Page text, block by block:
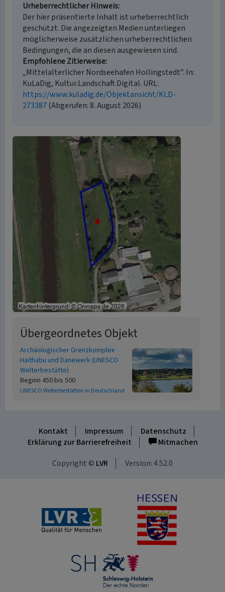
Urheberrechtlicher Hinweis
Der hier präsentierte Inhalt ist urheberrechtlich
geschützt. Die angezeigten Medien unterliegen
möglicherweise zusätzlichen urheberrechtlichen
Bedingungen, die an diesen ausgewiesen sind.
Empfohlene Zitierweise
„Mittelalterlicher Nordseehafen Hollingstedt”. In:
KuLaDig, Kultur.Landschaft.Digital. URL:
https://www.kuladig.de/Objektansicht/KLD-
273387(Abgerufen: 8. August 2026)
Übergeordnetes Objekt
Archäologischer Grenzkomplex
Haithabu und Danewerk (UNESCO
Welterbestätte)
Beginn 450 bis 500
UNESCO Welterbestätten in Deutschland
Kontakt Impressum
Datenschutz
Erklärung zur Barrierefreiheit
Mitmachen
Copyright © LVR Version: 4.52.0